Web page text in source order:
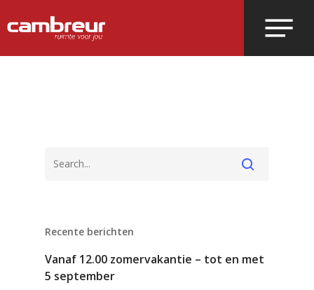
Recente berichten
Vanaf 12.00 zomervakantie – tot en met
5 september